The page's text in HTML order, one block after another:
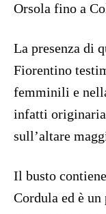
Orsola fino a
La presenza di
Fiorentino
femminili e
infatti
sull’altare
Il busto
Cordula ed è